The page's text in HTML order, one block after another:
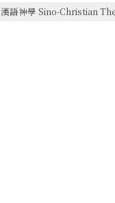
漢語神學 Sino-Christian